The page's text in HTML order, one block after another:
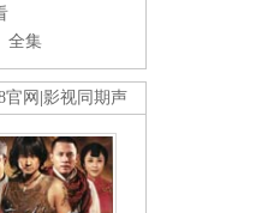
全集
官网 影视同期声